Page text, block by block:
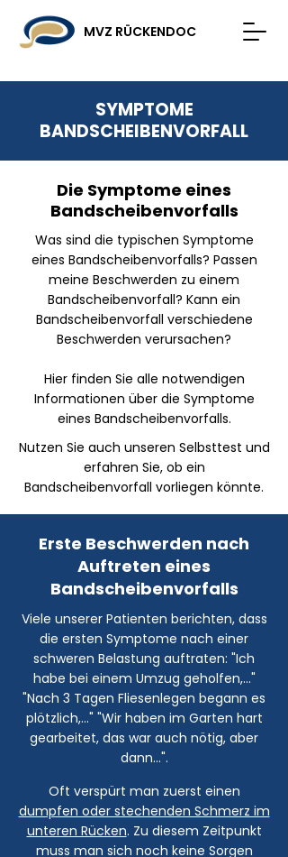
MVZ RÜCKENDOC
SYMPTOME
BANDSCHEIBENVORFALL
Die Symptome eines
Bandscheibenvorfalls
Was sind die typischen Symptome
eines Bandscheibenvorfalls? Passen
meine Beschwerden zu einem
Bandscheibenvorfall? Kann ein
Bandscheibenvorfall verschiedene
Beschwerden verursachen?
Hier finden Sie alle notwendigen
Informationen über die Symptome
eines Bandscheibenvorfalls.
Nutzen Sie auch unseren Selbsttest und
erfahren Sie, ob ein
Bandscheibenvorfall vorliegen könnte.
Erste Beschwerden nach
Auftreten eines
Bandscheibenvorfalls
Viele unserer Patienten berichten, dass
die ersten Symptome nach einer
schweren Belastung auftraten: "Ich
habe bei einem Umzug geholfen,..."
"Nach 3 Tagen Fliesenlegen begann es
plötzlich,..." "Wir haben im Garten hart
gearbeitet, das war auch nötig, aber
dann...".
Oft verspürt man zuerst einen
dumpfen oder stechenden Schmerz im
unteren Rücken. Zu diesem Zeitpunkt
muss man sich noch keine Sorgen